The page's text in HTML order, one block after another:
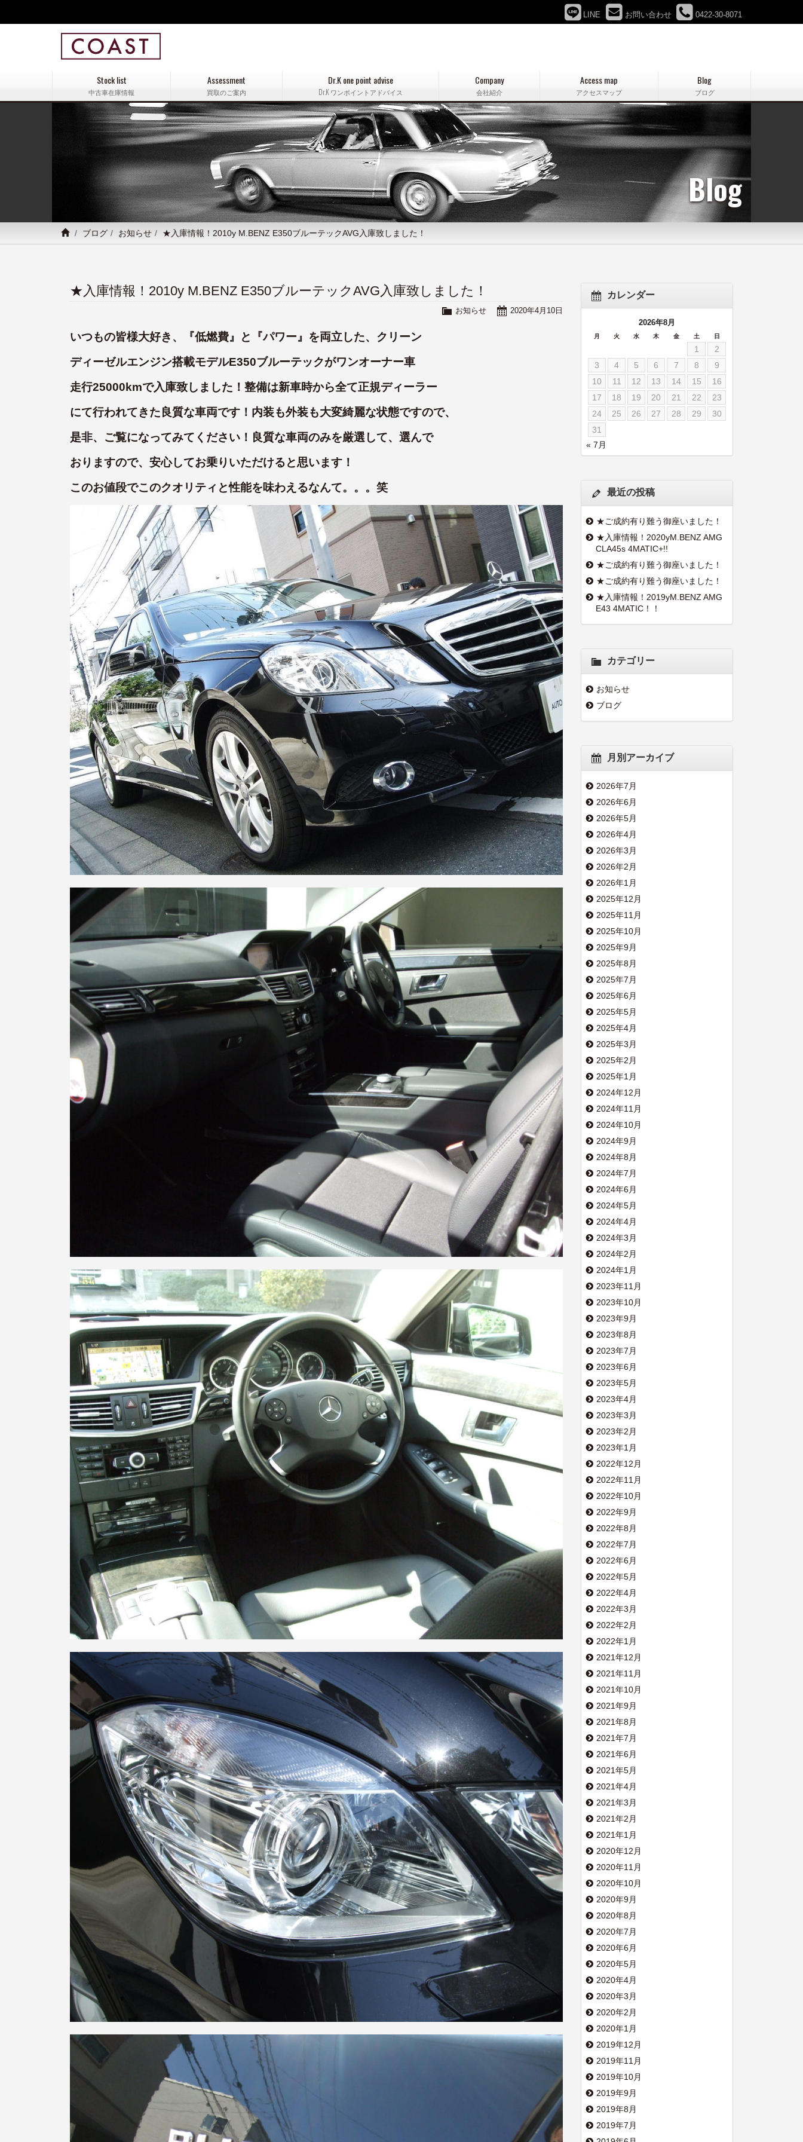
LINE お問い合わせ 0422-30-8071
Stock list
中古車在庫情報
Assessment
買取のご案内
Dr.K one point advise
Dr.K ワンポイントアドバイス
Company
会社紹介
Access map
アクセスマップ
Blog
ブログ
Blog
ブログ お知らせ ★入庫情報！2010y M.BENZ E350ブルーテックAVG入庫致しました！
★入庫情報！2010y M.BENZ E350ブルーテックAVG入庫致しました！
2020年4月10日
お知らせ
いつもの皆様大好き、『低燃費』と『パワー』を両立した、クリーン
ディーゼルエンジン搭載モデルE350ブルーテックがワンオーナー車
走行25000kmで入庫致しました！整備は新車時から全て正規ディーラー
にて行われてきた良質な車両です！内装も外装も大変綺麗な状態ですので、
是非、ご覧になってみてください！良質な車両のみを厳選して、選んで
おりますので、安心してお乗りいただけると思います！
このお値段でこのクオリティと性能を味わえるなんて。。。笑
カレンダー
2026年8月
月 火 水 木 金 土 日
1
2
3
4 5 6 7 8
9
10
11 12 13 14 15
16
17
18 19 20 21 22
23
24
25 26 27 28 29
30
31
« 7月
最近の投稿
★ご成約有り難う御座いました！
★入庫情報！2020yM.BENZ AMG
CLA45s 4MATIC+!!
★ご成約有り難う御座いました！
★ご成約有り難う御座いました！
★入庫情報！2019yM.BENZ AMG
E43 4MATIC！！
カテゴリー
お知らせ
ブログ
月別アーカイブ
2026年7月
2026年6月
2026年5月
2026年4月
2026年3月
2026年2月
2026年1月
2025年12月
2025年11月
2025年10月
2025年9月
2025年8月
2025年7月
2025年6月
2025年5月
2025年4月
2025年3月
2025年2月
2025年1月
2024年12月
2024年11月
2024年10月
2024年9月
2024年8月
2024年7月
2024年6月
2024年5月
2024年4月
2024年3月
2024年2月
2024年1月
2023年11月
2023年10月
2023年9月
2023年8月
2023年7月
2023年6月
2023年5月
2023年4月
2023年3月
2023年2月
2023年1月
2022年12月
2022年11月
2022年10月
2022年9月
2022年8月
2022年7月
2022年6月
2022年5月
2022年4月
2022年3月
2022年2月
2022年1月
2021年12月
2021年11月
2021年10月
2021年9月
2021年8月
2021年7月
2021年6月
2021年5月
2021年4月
2021年3月
2021年2月
2021年1月
2020年12月
2020年11月
2020年10月
2020年9月
2020年8月
2020年7月
2020年6月
2020年5月
2020年4月
2020年3月
2020年2月
2020年1月
2019年12月
2019年11月
2019年10月
2019年9月
2019年8月
2019年7月